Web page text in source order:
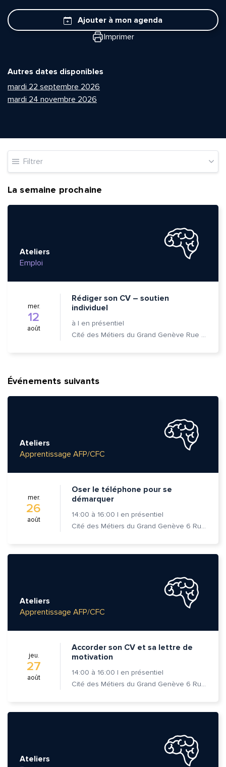
Ajouter à mon agenda
Imprimer
Autres dates disponibles
mardi 22 septembre 2026
mardi 24 novembre 2026
Filtrer
La semaine prochaine
Ateliers
Emploi
mer.
12
août
Rédiger son CV – soutien
individuel
à | en présentiel
Cité des Métiers du Grand Genève Rue Prévost-Martin 6 1205 Genève
Événements suivants
Ateliers
Apprentissage AFP/CFC
mer.
26
août
Oser le téléphone pour se
démarquer
14:00 à 16:00 | en présentiel
Cité des Métiers du Grand Genève 6 Rue Prévost-Martin 1205 Genève
Ateliers
Apprentissage AFP/CFC
jeu.
27
août
Accorder son CV et sa lettre de
motivation
14:00 à 16:00 | en présentiel
Cité des Métiers du Grand Genève 6 Rue Prévost-Martin 1205 Genève
Ateliers